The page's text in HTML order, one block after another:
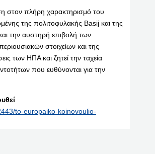
στον πλήρη χαρακτηρισμό του
της πολιτοφυλακής Basij και της
την αυστηρή επιβολή των
στοιχείων και της
των ΗΠΑ και ζητεί την ταχεία
που ευθύνονται για την
to-europaiko-koinovoulio-